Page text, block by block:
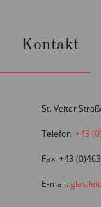
Kontakt
St. Veiter
Telefon: +43
Fax: +43
E-mail: